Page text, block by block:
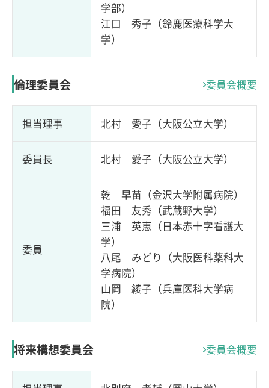
学部）
江口 秀子（鈴鹿医療科学大
学）
倫理委員会 委員会概要
担当理事 北村 愛子（大阪公立大学）
委員長 北村 愛子（大阪公立大学）
委員
乾 早苗（金沢大学附属病院）
福田 友秀（武蔵野大学）
三浦 英恵（日本赤十字看護大
学）
八尾 みどり（大阪医科薬科大
学病院）
山岡 綾子（兵庫医科大学病
院）
将来構想委員会 委員会概要